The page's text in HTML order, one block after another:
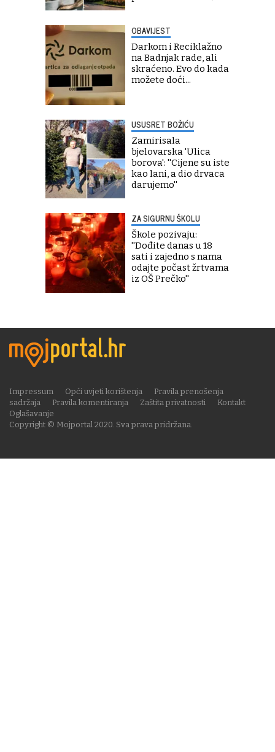
OBAVIJEST
Darkom i Reciklažno
na Badnjak rade, ali
skraćeno. Evo do kada
možete doći...
USUSRET BOŽIĆU
Zamirisala
bjelovarska 'Ulica
borova': ''Cijene su iste
kao lani, a dio drvaca
darujemo''
ZA SIGURNU ŠKOLU
Škole pozivaju:
''Dođite danas u 18
sati i zajedno s nama
odajte počast žrtvama
iz OŠ Prečko''
Copyright © Mojportal 2020. Sva prava pridržana.
Impressum Opći uvjeti korištenja
Pravila prenošenja
sadržaja
Pravila komentiranja Zaštita privatnosti
Kontakt
Oglašavanje